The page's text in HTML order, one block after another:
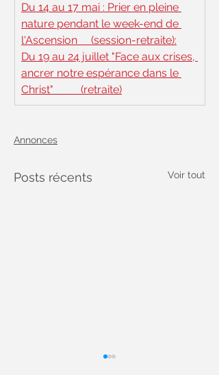
Du 14 au 17 mai : Prier en pleine
nature pendant le week-end de
l'Ascension     (session-retraite):
Du 19 au 24 juillet "Face aux crises,
ancrer notre espérance dans le
Christ"          (retraite)
Annonces
Posts récents Voir tout